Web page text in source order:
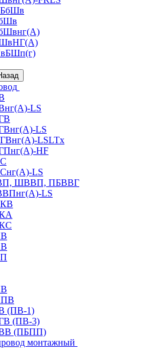
LS
LS
LSLTx
HF
LS
ШВВП, ПБВВГ
LS
(ПВ-1)
(ПВ-3)
(ПБПП)
монтажный